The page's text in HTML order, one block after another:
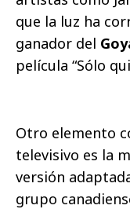
que la luz ha
ganador del
película “Sólo
Otro elemento
televisivo es la
versión
grupo